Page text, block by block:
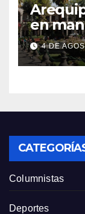
en
de la
4 DE
Columnistas
Deportes